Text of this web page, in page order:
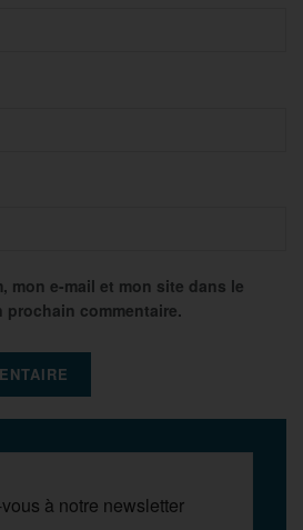
mon e-mail et mon site dans le
commentaire.
à notre newsletter